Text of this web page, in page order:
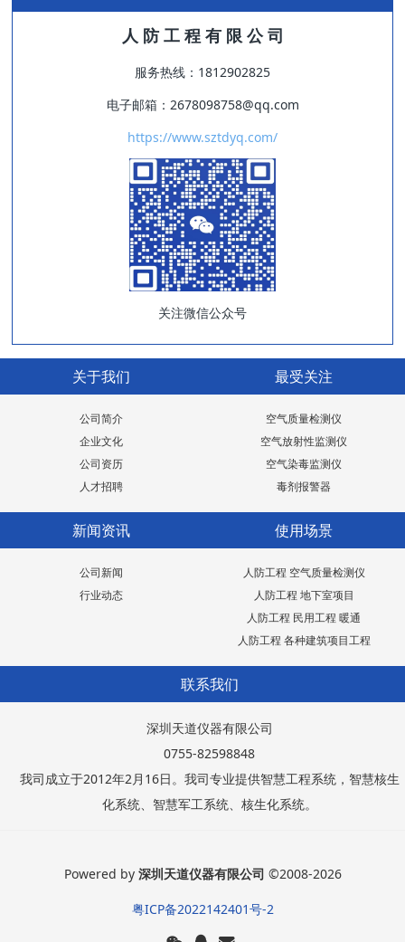
人 防 工 程 有 限 公 司
服务热线：1812902825
电子邮箱：2678098758@qq.com
https://www.sztdyq.com/
关注微信公众号
关于我们
公司简介
企业文化
公司资历
人才招聘
最受关注
空气质量检测仪
空气放射性监测仪
空气染毒监测仪
毒剂报警器
新闻资讯
公司新闻
行业动态
使用场景
人防工程 空气质量检测仪
人防工程 地下室项目
人防工程 民用工程 暖通
人防工程 各种建筑项目工程
联系我们
深圳天道仪器有限公司
0755-82598848
我司成立于2012年2月16日。我司专业提供智慧工程系统，智慧核生
化系统、智慧军工系统、核生化系统。
Powered by 深圳天道仪器有限公司 ©2008-2026
粤ICP备2022142401号-2